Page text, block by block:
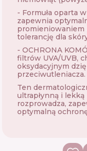
- Formuła oparta
zapewnia
promieniowaniem
tolerancję dla
- OCHRONA
filtrów UVA/UVB,
oksydacyjnym
przeciwutleniacza.
Ten
ultrapłynną i
rozprowadza,
optymalną